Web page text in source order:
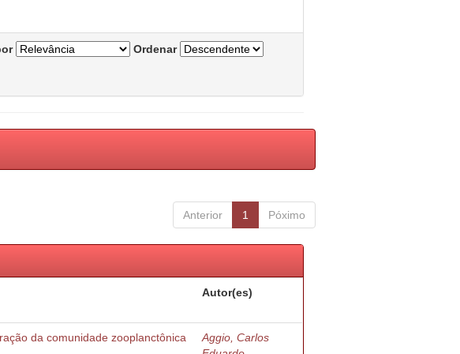
Ordenar
Anterior 1 Póximo
Autor(es)
da comunidade zooplanctônica
Aggio, Carlos